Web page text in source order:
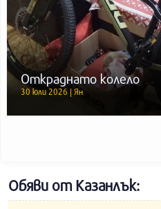
Откраднато колело
30 юли 2026 | Ян
Обяви от Казанлък: